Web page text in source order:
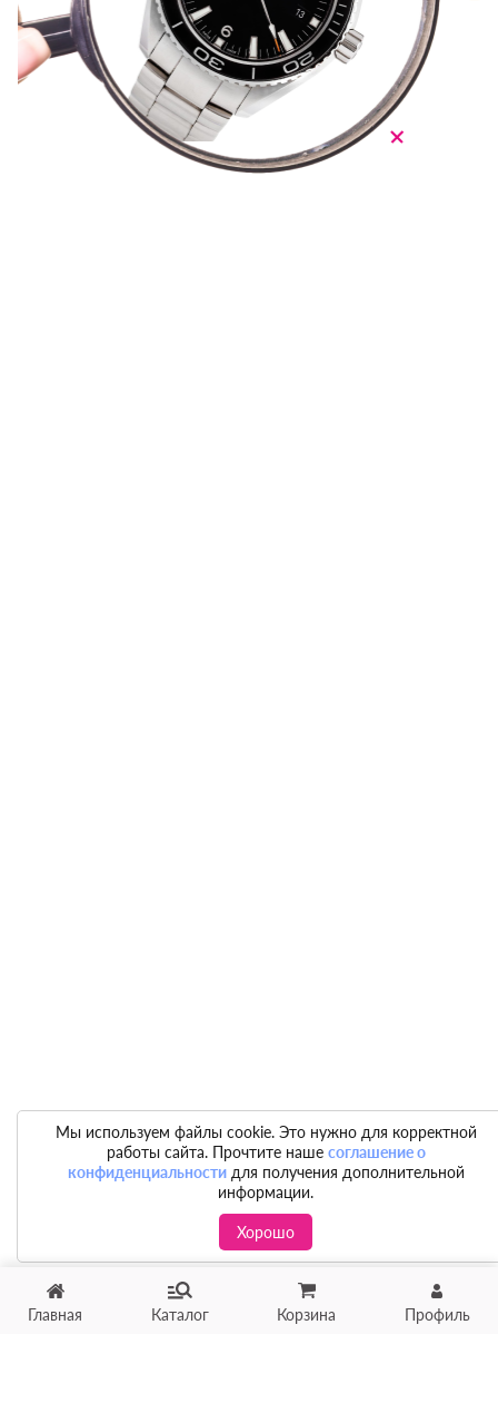
Главная Каталог Корзина Профиль
Мы используем файлы cookie. Это нужно для корректной
работы сайта. Прочтите наше соглашение о
конфиденциальностидля получения дополнительной
информации.
Хорошо